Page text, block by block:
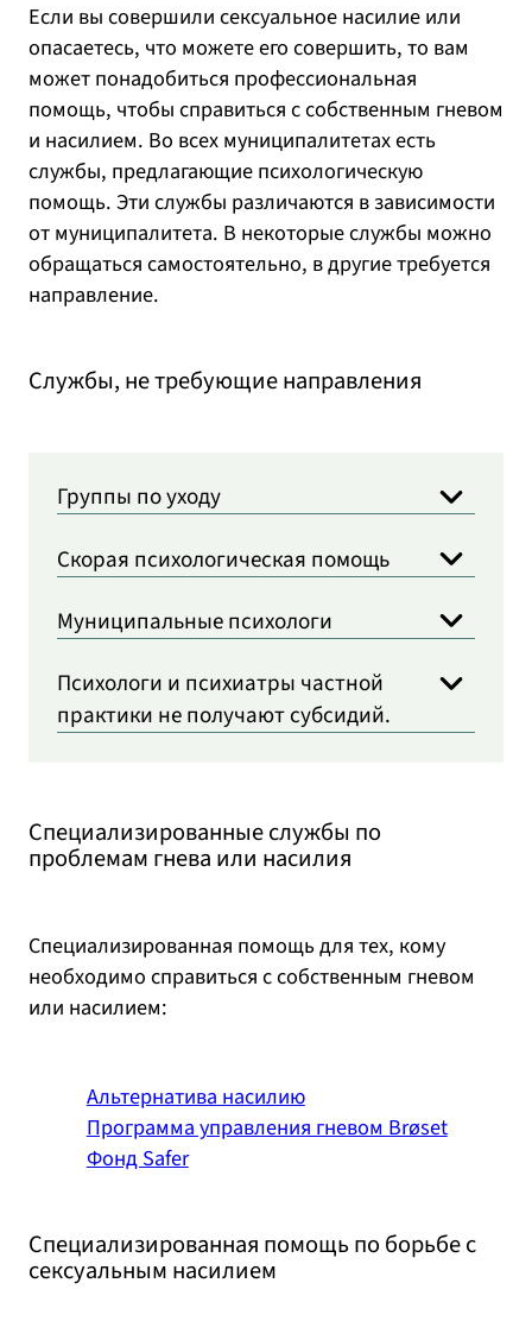
Если вы совершили сексуальное насилие или
опасаетесь, что можете его совершить, то вам
может понадобиться профессиональная
помощь, чтобы справиться с собственным гневом
и насилием. Во всех муниципалитетах есть
службы, предлагающие психологическую
помощь. Эти службы различаются в зависимости
от муниципалитета. В некоторые службы можно
обращаться самостоятельно, в другие требуется
направление.
Службы, не требующие направления
Группы по уходу
Скорая психологическая помощь
Муниципальные психологи
Психологи и психиатры частной
практики не получают субсидий.
Специализированные службы по
проблемам гнева или насилия
Специализированная помощь для тех, кому
необходимо справиться с собственным гневом
или насилием:
Альтернатива насилию
Программа управления гневом Brøset
Фонд Safer
Специализированная помощь по борьбе с
сексуальным насилием